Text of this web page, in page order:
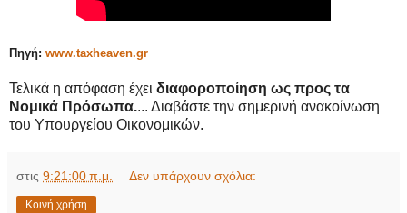
Πηγή: www.taxheaven.gr
Τελικά η απόφαση έχει διαφοροποίηση ως προς τα
Νομικά Πρόσωπα.... Διαβάστε την σημερινή ανακοίνωση
του Υπουργείου Οικονομικών.
στις 9:21:00 π.μ. Δεν υπάρχουν σχόλια:
Κοινή χρήση